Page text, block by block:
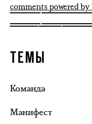
comments powered
ТЕМЫ
Команда
Манифест